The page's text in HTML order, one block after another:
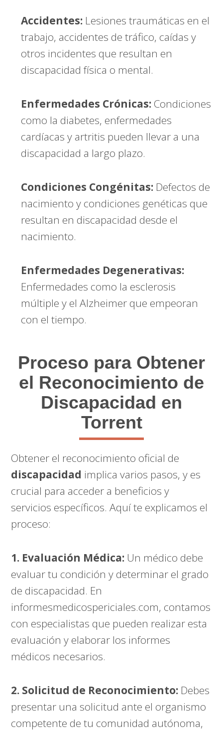
Accidentes: Lesiones traumáticas en el
trabajo, accidentes de tráfico, caídas y
otros incidentes que resultan en
discapacidad física o mental.
Enfermedades Crónicas: Condiciones
como la diabetes, enfermedades
cardíacas y artritis pueden llevar a una
discapacidad a largo plazo.
Condiciones Congénitas: Defectos de
nacimiento y condiciones genéticas que
resultan en discapacidad desde el
nacimiento.
Enfermedades Degenerativas:
Enfermedades como la esclerosis
múltiple y el Alzheimer que empeoran
con el tiempo.
Proceso para Obtener
el Reconocimiento de
Discapacidad en
Torrent
Obtener el reconocimiento oficial de
discapacidad implica varios pasos, y es
crucial para acceder a beneficios y
servicios específicos. Aquí te explicamos el
proceso:
1. Evaluación Médica: Un médico debe
evaluar tu condición y determinar el grado
de discapacidad. En
informesmedicospericiales.com, contamos
con especialistas que pueden realizar esta
evaluación y elaborar los informes
médicos necesarios.
2. Solicitud de Reconocimiento: Debes
presentar una solicitud ante el organismo
competente de tu comunidad autónoma,